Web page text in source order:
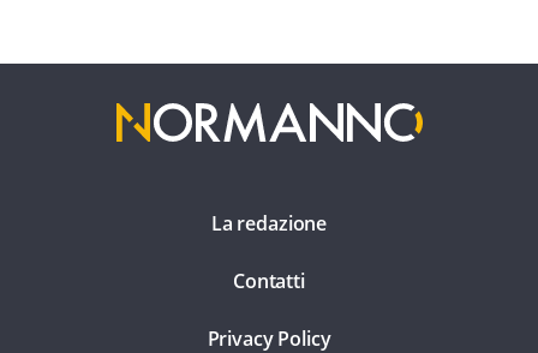
La redazione
Contatti
Privacy Policy